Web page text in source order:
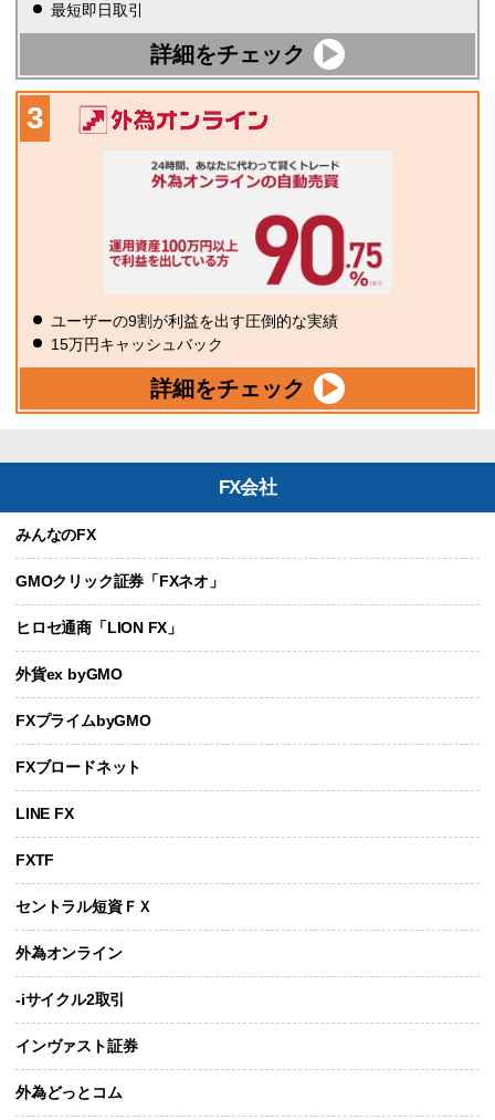
最短即日取引
詳細をチェック
ユーザーの9割が利益を出す圧倒的な実績
15万円キャッシュバック
詳細をチェック
FX会社
みんなのFX
GMOクリック証券「FXネオ」
ヒロセ通商「LION FX」
外貨ex byGMO
FXプライムbyGMO
FXブロードネット
LINE FX
FXTF
セントラル短資ＦＸ
外為オンライン
-iサイクル2取引
インヴァスト証券
外為どっとコム